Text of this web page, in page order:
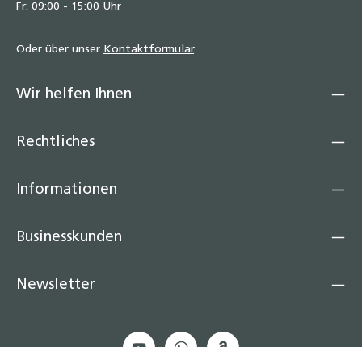
Fr: 09:00 - 15:00 Uhr
Oder über unser Kontaktformular.
Wir helfen Ihnen
Rechtliches
Informationen
Businesskunden
Newsletter